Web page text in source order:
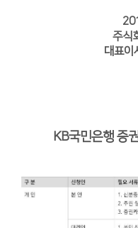
주식
대표이
KB국민은행 증